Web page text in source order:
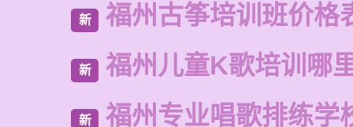
新 福州古筝培训班价格
新 福州儿童K歌培训哪
新 福州专业唱歌排练学